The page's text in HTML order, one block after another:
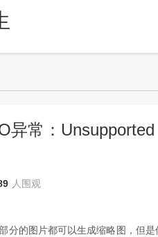
异常：
人围观
分的图片都可以生成缩略图，但